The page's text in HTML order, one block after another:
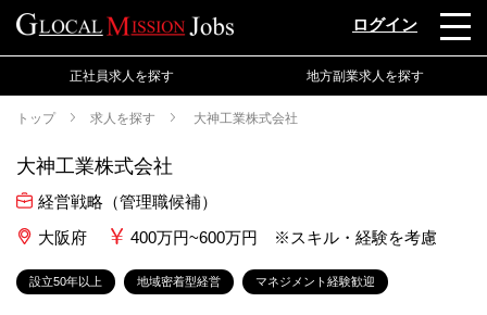
ログイン
正社員求人を探す 地方副業求人を探す
トップ 求人を探す 大神工業株式会社
大神工業株式会社
経営戦略（管理職候補）
大阪府
400万円~600万円 ※スキル・経験を考慮
設立50年以上 地域密着型経営 マネジメント経験歓迎